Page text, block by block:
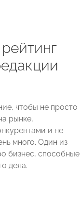
чтобы не просто
рынке,
и не
много. Один из
бизнес, способные
дела.